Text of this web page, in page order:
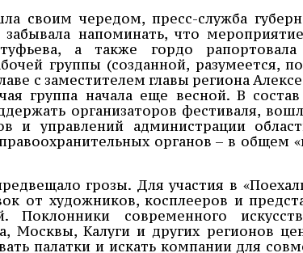
своим чередом, пресс-служба
напоминать, что
а также гордо
группы (созданной, разумеется,
с заместителем главы региона
группа начала еще весной. В
организаторов фестиваля,
и управлений администрации
органов – в общем
грозы. Для участия в
от художников, косплееров и
Поклонники современного
Москвы, Калуги и других регионов
палатки и искать компании для